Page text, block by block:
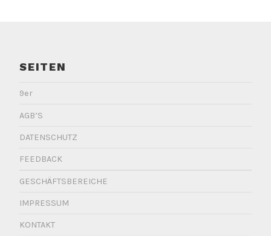
s
i
SEITEN
9er
AGB’S
DATENSCHUTZ
FEEDBACK
GESCHÄFTSBEREICHE
IMPRESSUM
KONTAKT